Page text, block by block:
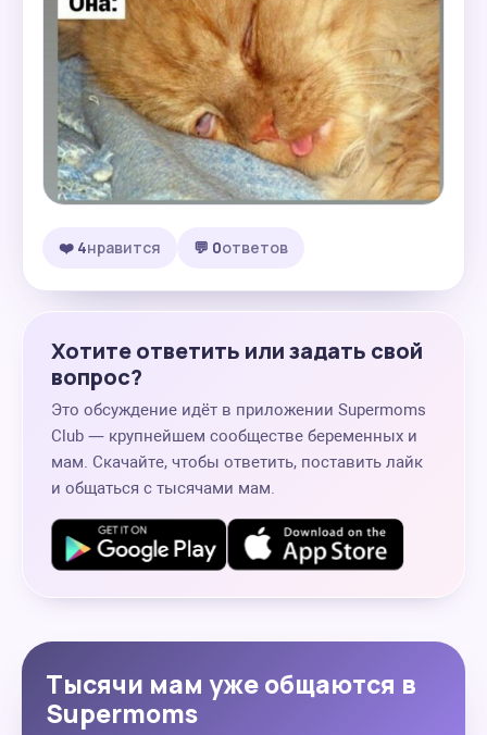
❤️ 4нравится 💬 0ответов
Хотите ответить или задать свой
вопрос?
Это обсуждение идёт в приложении Supermoms
Club — крупнейшем сообществе беременных и
мам. Скачайте, чтобы ответить, поставить лайк
и общаться с тысячами мам.
Тысячи мам уже общаются в
Supermoms